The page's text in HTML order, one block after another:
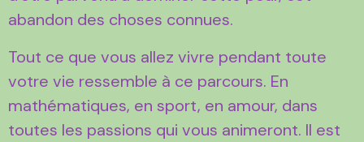
abandon des choses connues.
Tout ce que vous allez vivre pendant toute
votre vie ressemble à ce parcours. En
mathématiques, en sport, en amour, dans
toutes les passions qui vous animeront. Il est